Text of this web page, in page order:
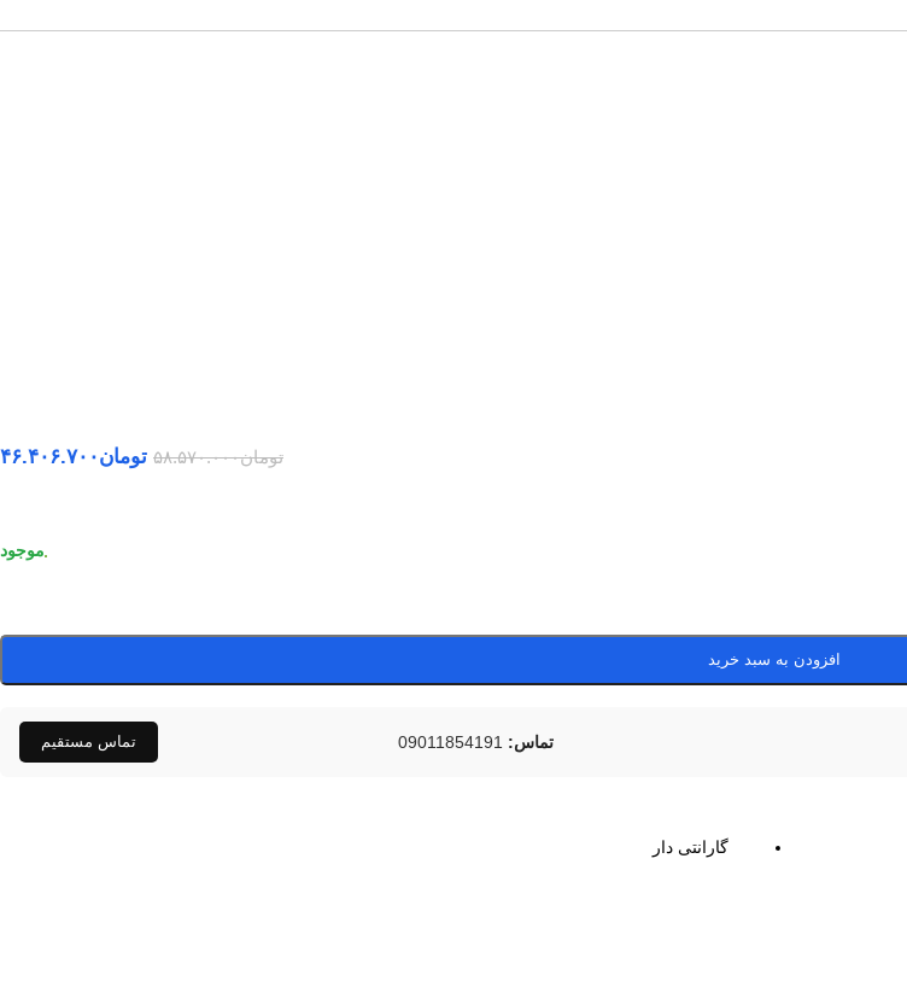
تومان۵۸.۵۷۰.۰۰۰ تومان۴۶.۴۰۶.۷۰۰
افزودن به سبد خرید
تماس: 09011854191 تماس مستقیم
گارانتی دار